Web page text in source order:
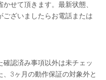
せて頂きます。最新状態、
ざいましたらお電話または
認済み事項以外は未チェッ
3ヶ月の動作保証の対象外と